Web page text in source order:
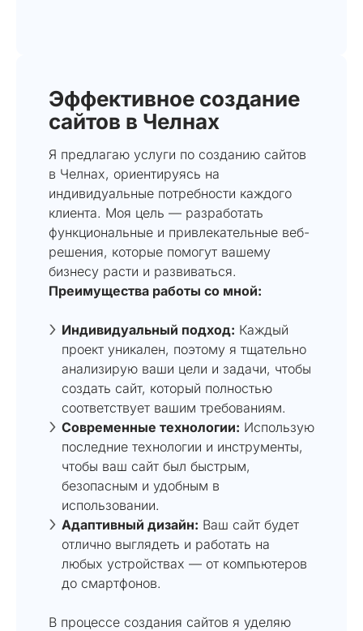
Эффективное создание
сайтов в Челнах
Я предлагаю услуги по созданию сайтов
в Челнах, ориентируясь на
индивидуальные потребности каждого
клиента. Моя цель — разработать
функциональные и привлекательные веб-
решения, которые помогут вашему
бизнесу расти и развиваться.
Преимущества работы со мной:
Индивидуальный подход: Каждый
проект уникален, поэтому я тщательно
анализирую ваши цели и задачи, чтобы
создать сайт, который полностью
соответствует вашим требованиям.
Современные технологии: Использую
последние технологии и инструменты,
чтобы ваш сайт был быстрым,
безопасным и удобным в
использовании.
Адаптивный дизайн: Ваш сайт будет
отлично выглядеть и работать на
любых устройствах — от компьютеров
до смартфонов.
В процессе создания сайтов я уделяю